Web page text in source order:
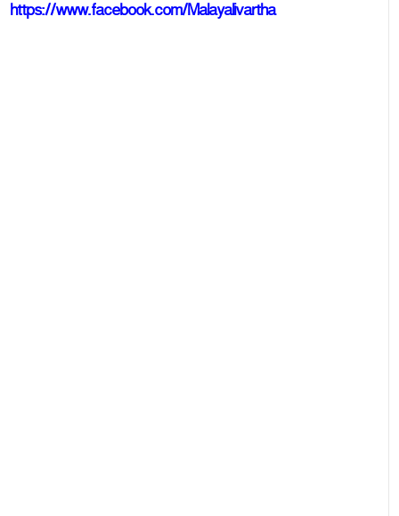
https://www.facebook.com/Malayalivartha